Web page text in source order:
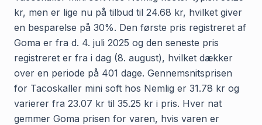
kr, men er lige nu på tilbud til 24.68 kr, hvilket giver
en besparelse på 30%. Den første pris registreret af
Goma er fra d. 4. juli 2025 og den seneste pris
registreret er fra i dag (8. august), hvilket dækker
over en periode på 401 dage. Gennemsnitsprisen
for Tacoskaller mini soft hos Nemlig er 31.78 kr og
varierer fra 23.07 kr til 35.25 kr i pris. Hver nat
gemmer Goma prisen for varen, hvis varen er